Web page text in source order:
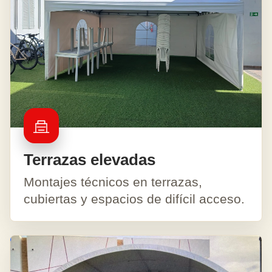
Terrazas elevadas
Montajes técnicos en terrazas,
cubiertas y espacios de difícil acceso.